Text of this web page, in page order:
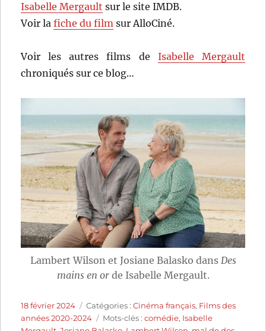
Isabelle Mergault sur le site IMDB.
Voir lafiche du film sur AlloCiné.
Voir les autres films de Isabelle Mergault
chroniqués sur ce blog…
Lambert Wilson et Josiane Balasko dans Des
mains en orde Isabelle Mergault.
Publié
le
18 février 2024 Catégories
Catégories :Cinéma français, Films des
années 2020-2024
Étiquettes
Mots-clés :comédie, Isabelle